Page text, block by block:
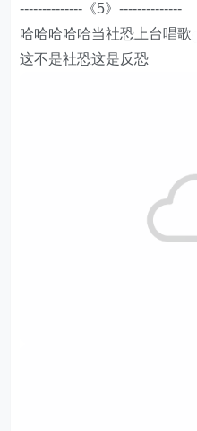
--------------《5》--------------
哈哈哈哈哈当社恐上台唱歌
这不是社恐这是反恐